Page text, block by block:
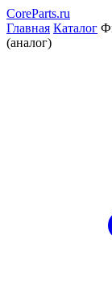
CoreParts.ru
Главная Каталог
(аналог)